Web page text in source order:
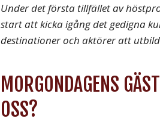
Under det första tillfället av
start att kicka igång det gedigna
destinationer och aktörer att
MORGONDAGENS
OSS?